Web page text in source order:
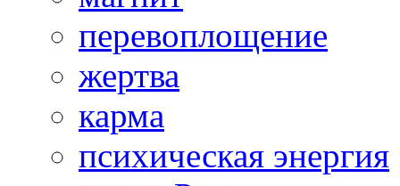
перевоплощение
жертва
карма
психическая энергия